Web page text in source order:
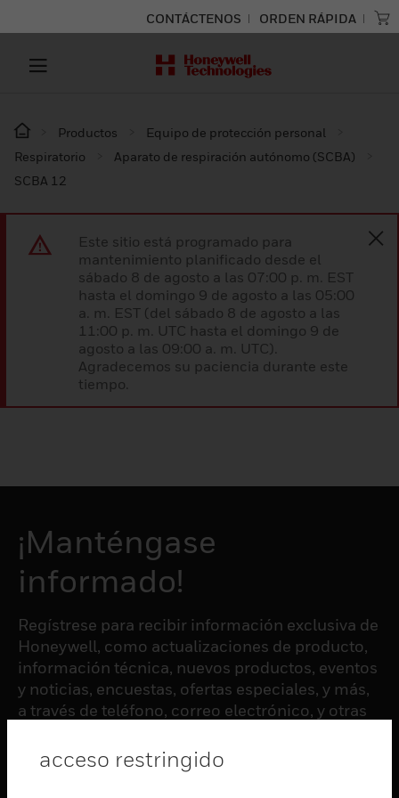
CONTÁCTENOS ORDEN RÁPIDA
Productos
Equipo de protección personal
Respiratorio
Aparato de respiración autónomo (SCBA)
SCBA 12
Este sitio está programado para
mantenimiento planificado desde el
sábado 8 de agosto a las 07:00 p. m. EST
hasta el domingo 9 de agosto a las 05:00
a. m. EST (del sábado 8 de agosto a las
11:00 p. m. UTC hasta el domingo 9 de
agosto a las 09:00 a. m. UTC).
Agradecemos su paciencia durante este
tiempo.
¡Manténgase
informado!
Regístrese para recibir información exclusiva de
Honeywell, como actualizaciones de producto,
información técnica, nuevos productos, eventos
y noticias, encuestas, ofertas especiales, y más,
a través de teléfono, correo electrónico, y otras
acceso restringido